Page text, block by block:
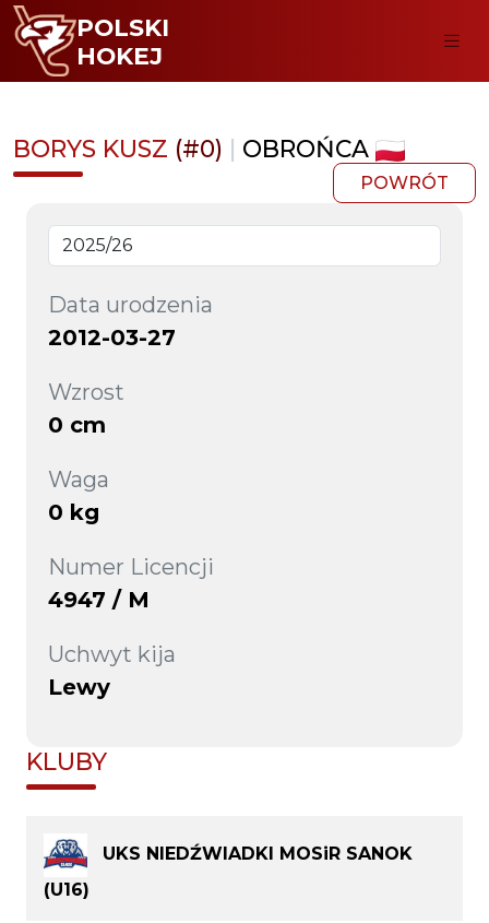
POLSKI
HOKEJ
BORYS KUSZ (#0) | OBROŃCA
POWRÓT
Data urodzenia
2012-03-27
Wzrost
0 cm
Waga
0 kg
Numer Licencji
4947 / M
Uchwyt kija
Lewy
KLUBY
UKS NIEDŹWIADKI MOSiR SANOK
(U16)